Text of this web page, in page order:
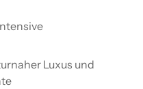
Luxus und